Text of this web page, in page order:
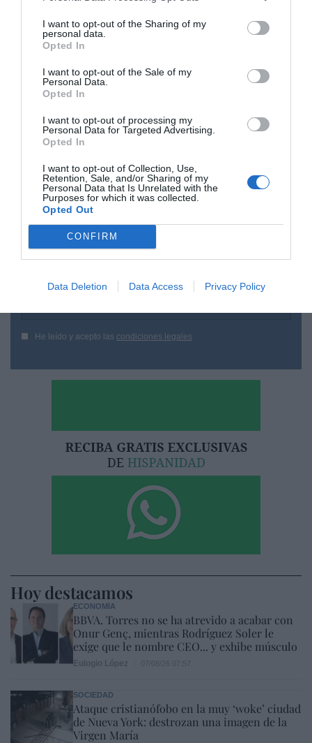
I want to opt-out of the Sharing of my
personal data.
Opted In
I want to opt-out of the Sale of my
Personal Data.
Opted In
I want to opt-out of processing my
Personal Data for Targeted Advertising.
Opted In
I want to opt-out of Collection, Use,
Retention, Sale, and/or Sharing of my
Personal Data that Is Unrelated with the
Purposes for which it was collected.
Opted Out
CONFIRM
Data Deletion Data Access Privacy Policy
cartera amplia de tratamientos dirigidos poco
tóxicos y una oferta de ensayos clínicos”, concluye.
CONTENIDO PATROCINADO
POR:
QUIRONSALUD
¿Te ha interesado este artículo?
Suscríbete a nuestro newsletter y recibe cada dia
en tu correo lo más destacado de Hispanidad
He leído y acepto las condiciones legales
Hoy destacamos
ECONOMÍA
BBVA. Torres no se ha atrevido a acabar con
Onur Genç, mientras Rodríguez Soler le
exige que le nombre CEO... y exhibe músculo
SOCIEDAD
Ataque cristianófobo en la muy ‘woke’ ciudad
de Nueva York: destrozan una imagen de la
Virgen María